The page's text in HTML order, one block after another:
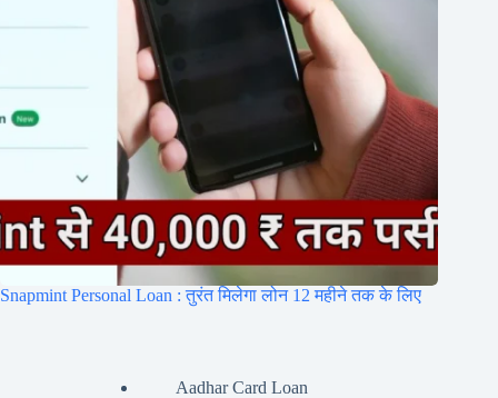
Snapmint Personal Loan : तुरंत मिलेगा लोन 12 महीने तक के लिए
Aadhar Card Loan